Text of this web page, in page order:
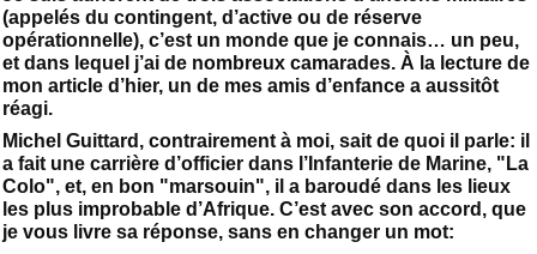
(appelés du contingent, d’active ou de réserve
opérationnelle), c’est un monde que je connais… un peu,
et dans lequel j’ai de nombreux camarades. À la lecture de
mon article d’hier, un de mes amis d’enfance a aussitôt
réagi.
Michel Guittard, contrairement à moi, sait de quoi il parle: il
a fait une carrière d’officier dans l’Infanterie de Marine, "La
Colo", et, en bon "marsouin", il a baroudé dans les lieux
les plus improbable d’Afrique. C’est avec son accord, que
je vous livre sa réponse, sans en changer un mot: